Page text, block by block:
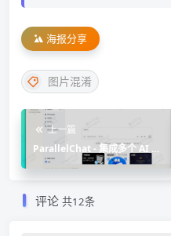
海报分享
图片混淆
上一篇
ParallelChat - 集成多个 AI 官
网并行提问
评论 共12条